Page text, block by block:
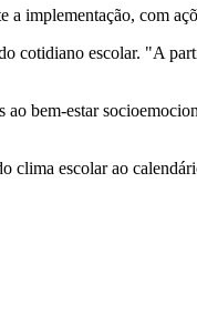
implementação, com
cotidiano escolar. "A
bem-estar
clima escolar ao